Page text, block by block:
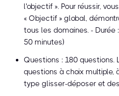
l'objectif ». Pour réussir,
« Objectif » global,
tous les domaines. - Durée
50 minutes)
Questions : 180 questions.
questions à choix multiple,
type glisser-déposer et